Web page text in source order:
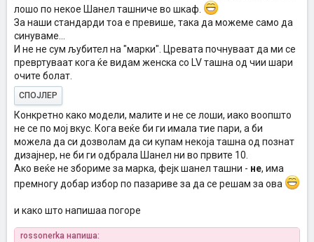
лошо по некое Шанел ташниче во шкаф.
За наши стандарди тоа е превише, така да можеме само да
синуваме...
И не не сум љубител на "марки". Цревата почнуваат да ми се
превртуваат кога ќе видам женска со LV ташна од чии шари
очите болат.
СПОЈЛЕР
Конкретно како модели, малите и не се лоши, иако воопшто
не се по мој вкус. Кога веќе би ги имала тие пари, а би
можела да си дозволам да си купам некоја ташна од познат
дизајнер, не би ги одбрала Шанел ни во првите 10.
Ако веќе не збориме за марка, фејк шанел ташни - не, има
премногу добар избор по пазариве за да се решам за ова
и како што напишаа погоре
rossonerka напиша: